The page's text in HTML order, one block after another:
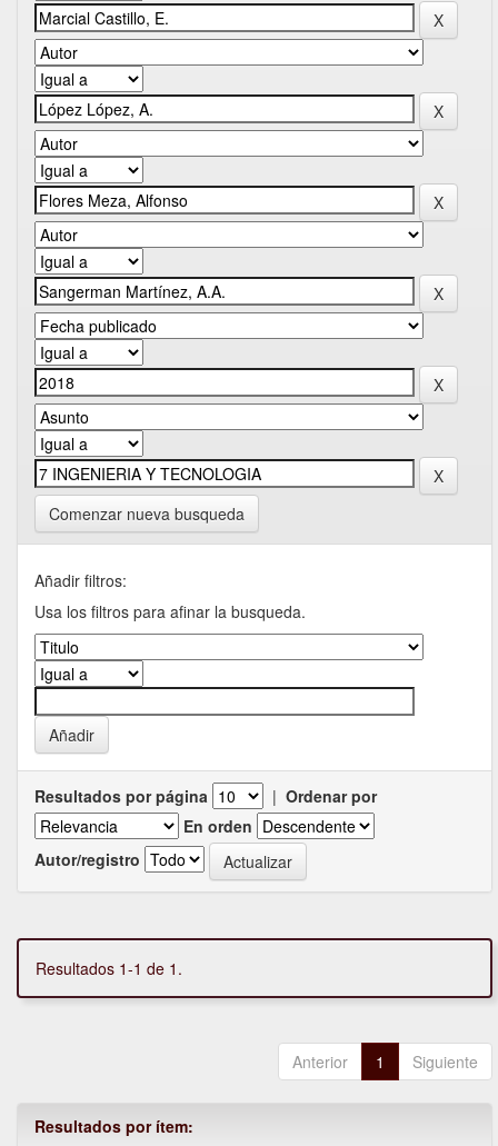
Comenzar nueva busqueda
Añadir filtros:
Usa los filtros para afinar la busqueda.
Resultados por página | Ordenar por
En orden
Autor/registro
Resultados 1-1 de 1.
Anterior 1 Siguiente
Resultados por ítem: